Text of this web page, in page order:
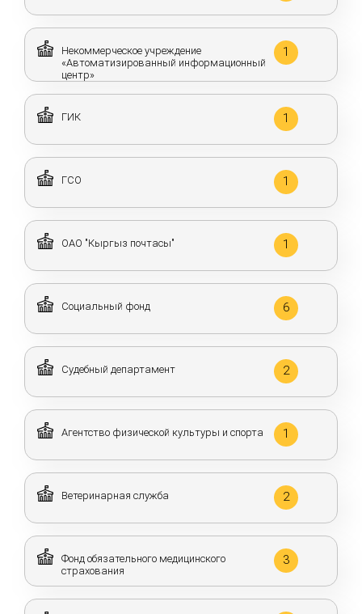
Некоммерческое учреждение
«Автоматизированный информационный
центр»
1
ГИК 1
ГСО 1
ОАО "Кыргыз почтасы" 1
Социальный фонд 6
Судебный департамент 2
Агентство физической культуры и спорта 1
Ветеринарная служба 2
Фонд обязательного медицинского
страхования
3